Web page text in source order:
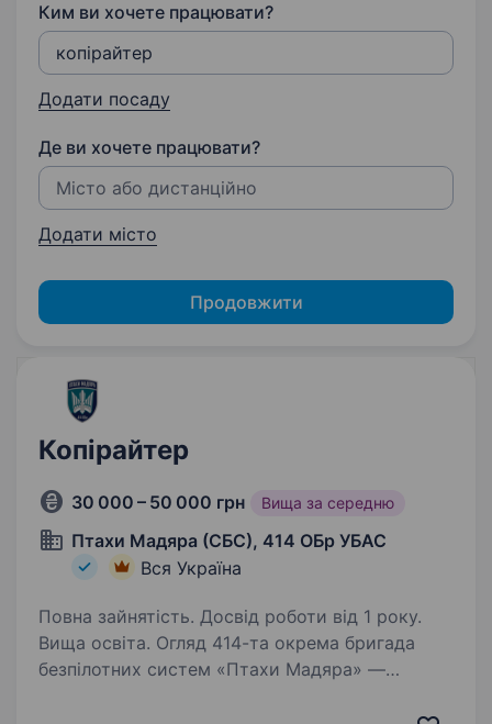
Ким ви хочете працювати?
Додати посаду
Де ви хочете працювати?
Додати місто
Продовжити
Копірайтер
30 000 – 50 000 грн Вища за середню
Птахи Мадяра (СБС), 414 ОБр УБАС
Вся Україна
Повна зайнятість. Досвід роботи від 1 року.
Вища освіта. Огляд 414-та окрема бригада
безпілотних систем «Птахи Мадяра» —